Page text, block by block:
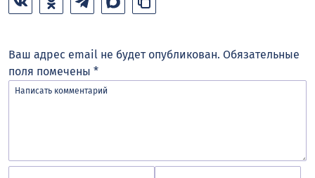
Ваш адрес email не будет опубликован. Обязательные
поля помечены *